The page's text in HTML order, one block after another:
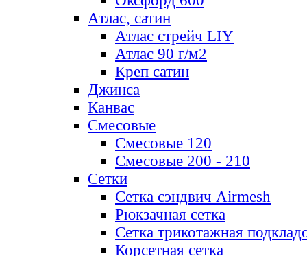
Атлас, сатин
Атлас стрейч LIY
Атлас 90 г/м2
Креп сатин
Джинса
Канвас
Смесовые
Смесовые 120
Смесовые 200 - 210
Сетки
Сетка сэндвич Airmesh
Рюкзачная сетка
Сетка трикотажная
Корсетная сетка